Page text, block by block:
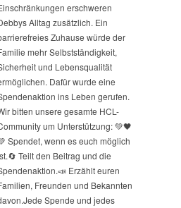
erschweren
Alltag zusätzlich. Ein
Zuhause würde der
mehr Selbstständigkeit,
und Lebensqualität
Dafür wurde eine
ins Leben gerufen.
bitten unsere gesamte HCL-
um Unterstützung: 💚🖤
Spendet, wenn es euch möglich
🔄 Teilt den Beitrag und die
📣 Erzählt euren
Freunden und Bekannten
Jede Spende und jedes